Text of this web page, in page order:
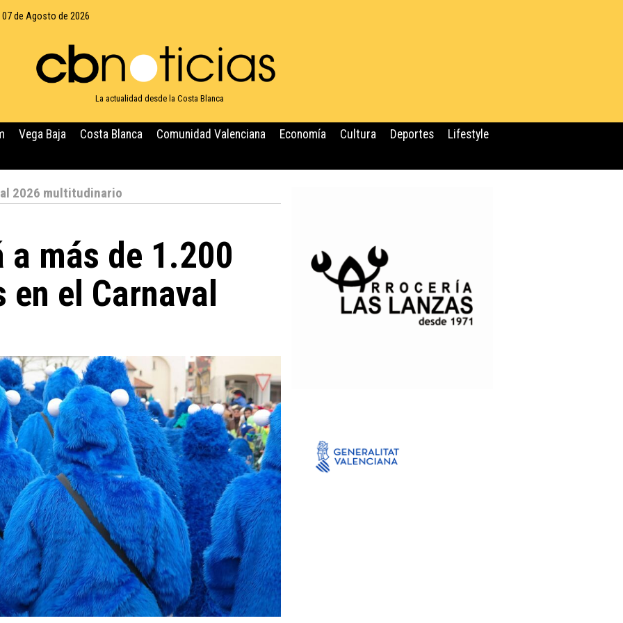
07 de Agosto de 2026
La actualidad desde la Costa Blanca
Vega Baja Costa Blanca Comunidad Valenciana Economía Cultura Deportes Lifestyle
2026 multitudinario
más de 1.200
el Carnaval